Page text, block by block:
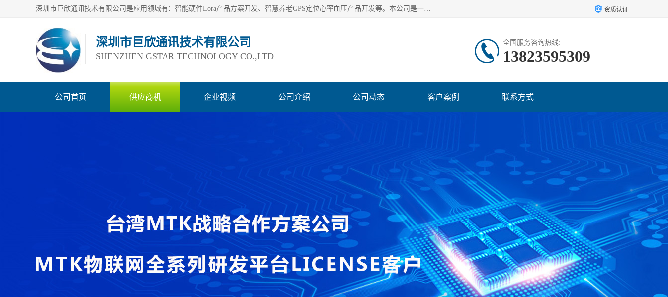
深圳市巨欣通讯技术有限公司是应用领域有：智能硬件Lora产品方案开发、智慧养老GPS定位心率血压产品开发等。本公司是一家民营高新技术企业、行业成员之一的智能硬件方案提供商，公司致力于为智能物联领域提供硬件解决方案。公司可满足不同类型客户采购需要，巨欣通讯切身体会客户对服务及时性的要求，建立了完善的售后服务系统，运用先进的互联网工具为客户提供及时、周到的服务！ 资质认证
深圳市巨欣通讯技术有限公司
SHENZHEN GSTAR TECHNOLOGY CO.,LTD
全国服务咨询热线:
13823595309
公司首页 供应商机 企业视频 公司介绍 公司动态 客户案例 联系方式